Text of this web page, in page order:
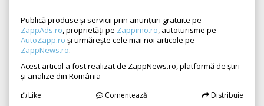
Publică produse și servicii prin anunțuri gratuite pe
ZappAds.ro, proprietăți pe Zappimo.ro, autoturisme pe
AutoZapp.ro și urmărește cele mai noi articole pe
ZappNews.ro.
Acest articol a fost realizat de ZappNews.ro, platformă de știri
și analize din România
Like Comentează Distribuie